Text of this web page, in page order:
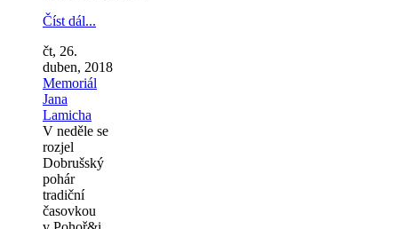
Číst dál...
čt, 26.
duben, 2018
Memoriál
Jana
Lamicha
V neděle se
rozjel
Dobrušský
pohár
tradiční
časovkou